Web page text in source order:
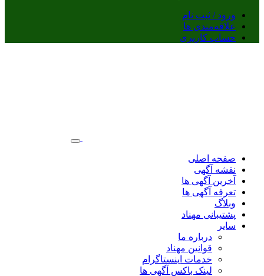
ورود / ثبت نام
علاقه‌مندی ها
حساب کاربری
صفحه اصلی
نقشه آگهی
آخرین آگهی ها
تعرفه آگهی ها
وبلاگ
پشتیبانی مهناد
سایر
درباره ما
قوانین مهناد
خدمات اینستاگرام
لینک باکس آگهی ها